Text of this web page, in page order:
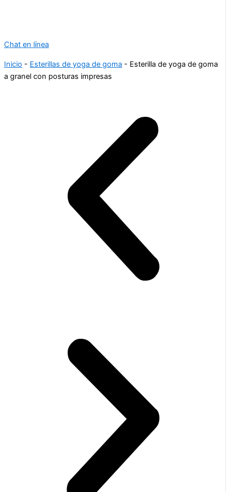
Chat en línea
Inicio - Esterillas de yoga de goma - Esterilla de yoga de goma
a granel con posturas impresas